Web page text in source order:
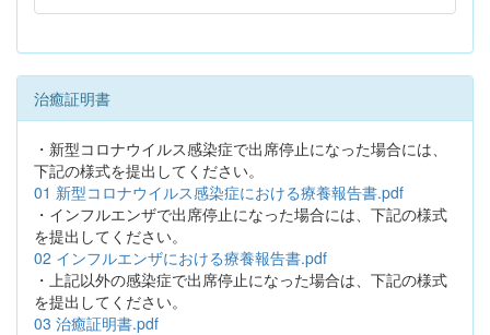
治癒証明書
・新型コロナウイルス感染症で出席停止になった場合には、
下記の様式を提出してください。
01 新型コロナウイルス感染症における療養報告書.pdf
・インフルエンザで出席停止になった場合には、下記の様式
を提出してください。
02 インフルエンザにおける療養報告書.pdf
・上記以外の感染症で出席停止になった場合は、下記の様式
を提出してください。
03 治癒証明書.pdf